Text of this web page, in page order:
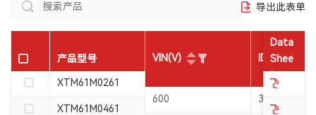
导出此表单
VIN(V) ID(A)
600 3
产品型号
XTM61M0261
XTM61M0461
Data
Shee
t